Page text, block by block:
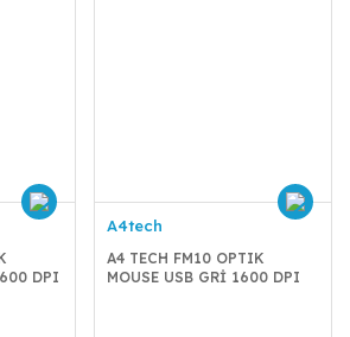
DPI
A4tech
A4 TECH FM10 OPTIK
MOUSE USB GRİ 1600 DPI